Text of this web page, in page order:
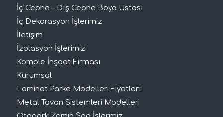
İç Cephe – Dış Cephe Boya Ustası
İç Dekorasyon İşlerimiz
İletişim
İzolasyon İşlerimiz
Komple İnşaat Firması
Kurumsal
Laminat Parke Modelleri Fiyatları
Metal Tavan Sistemleri Modelleri